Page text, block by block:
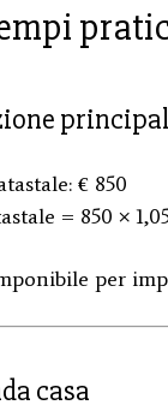
€ 850
= 850 ×
per
casa